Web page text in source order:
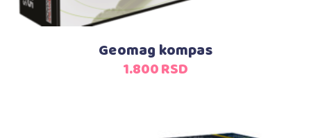
Geomag kompas
1.800RSD